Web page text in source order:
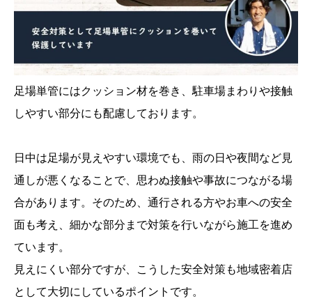
足場単管にはクッション材を巻き、駐車場まわりや接触
しやすい部分にも配慮しております。
日中は足場が見えやすい環境でも、雨の日や夜間など見
通しが悪くなることで、思わぬ接触や事故につながる場
合があります。そのため、通行される方やお車への安全
面も考え、細かな部分まで対策を行いながら施工を進め
ています。
見えにくい部分ですが、こうした安全対策も地域密着店
として大切にしているポイントです。